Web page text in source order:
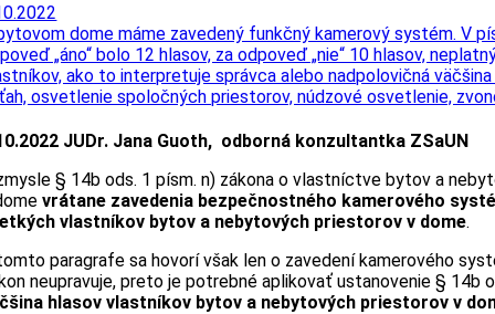
dome máme zavedený funkčný kamerový systém. V
„áno“ bolo 12 hlasov, za odpoveď „nie“ 10 hlasov,
ako to interpretuje správca alebo nadpolovičná
osvetlenie spoločných priestorov, núdzové osvetlenie,
JUDr. Jana Guoth, odborná konzultantka ZSaUN
§ 14b ods. 1 písm. n) zákona o vlastníctve bytov a
vrátane zavedenia bezpečnostného kamerového
vlastníkov bytov a nebytových priestorov v dome.
paragrafe sa hovorí však len o zavedení kamerového
neupravuje, preto je potrebné aplikovať ustanovenie § 14b
hlasov vlastníkov bytov a nebytových priestorov v